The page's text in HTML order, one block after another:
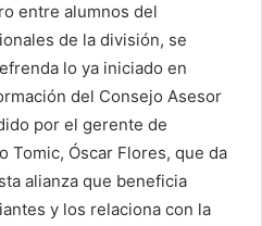
entre alumnos del
de la división, se
lo ya iniciado en
del Consejo Asesor
por el gerente de
Tomic, Óscar Flores, que da
alianza que beneficia
y los relaciona con la